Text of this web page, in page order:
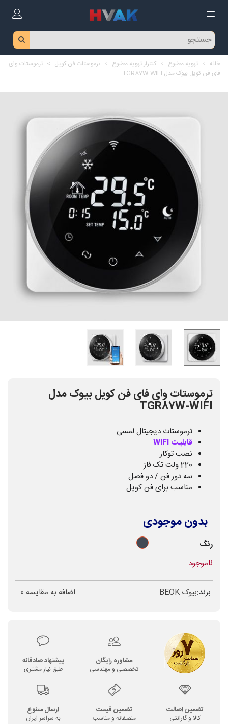
خانه > تهویه مطبوع > کنترلر تهویه مطبوع > ترموستات فن کویل > ترموستات وای
فای فن کویل بیوک مدل TGR87W-WIFI
ترموستات وای فای فن کویل بیوک مدل
TGR87W-WIFI
ترموستات دیجیتال لمسی
قابلیت WIFI
نصب توکار
220 ولت تک فاز
سه دور فن / دو فصل
مناسب برای فن کویل
بدون موجودی
رنگ
مشکی
ناموجود
برند:بیوک BEOK اضافه به مقایسه 0
مشاوره رایگان
تخصصی و مهندسی
پیشنهاد صادقانه
طبق نیاز مشتری
تضمین اصالت
کالا و گارانتی
تضمین قیمت
منصفانه و مناسب
ارسال متنوع
به سراسر ایران